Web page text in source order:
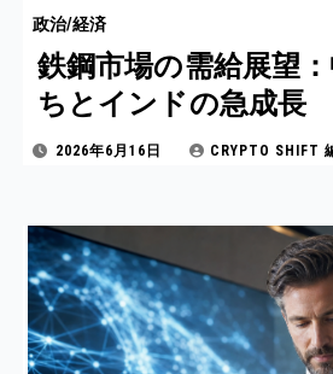
政治/経済
鉄鋼市場の需給展望
ちとインドの急成長
2026年6月16日 CRYPTO SHIFT